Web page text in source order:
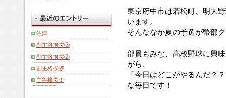
東京府中市は若松町、明大
います。
そんななか夏の予選が幣部
部員もみな、高校野球に興
がら、
「今日はどこがやるんだ？
な毎日です！
沼津
副主将挨拶③
副主将挨拶②
副主将挨拶
主将挨拶！